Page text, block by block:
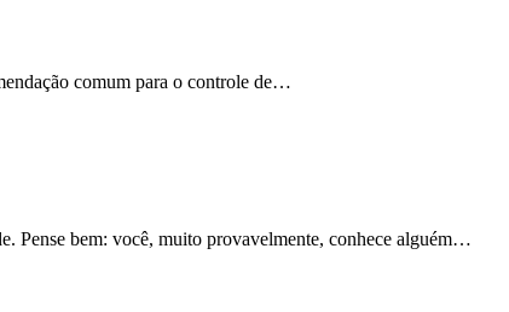
comum para o controle de…
Pense bem: você, muito provavelmente, conhece alguém…